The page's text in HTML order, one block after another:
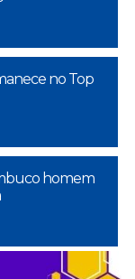
no Top
homem